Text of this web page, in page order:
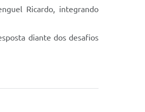
Ricardo, integrando
diante dos desafios